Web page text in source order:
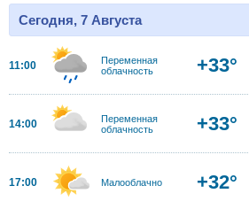
Сегодня, 7 Августа
11:00
Переменная
облачность
+33°
14:00
Переменная
облачность
+33°
17:00 Малооблачно +32°